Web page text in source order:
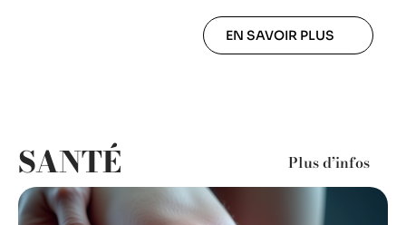
EN SAVOIR PLUS
SANTÉ Plus d’infos